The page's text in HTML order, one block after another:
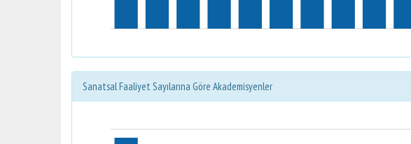
Sanatsal Faaliyet Sayılarına Göre Akademisyenler